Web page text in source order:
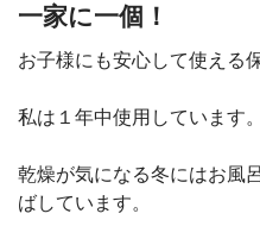
一家に一個！
お子様にも安心して使える
私は１年中使用しています。
乾燥が気になる冬にはお風
ばしています。